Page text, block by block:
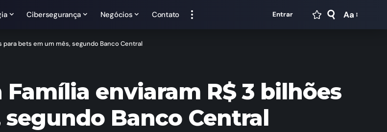
Cibersegurança Negócios Contato Entrar Aa
para bets em um mês, segundo Banco Central
enviaram R$ 3 bilhões
Banco Central